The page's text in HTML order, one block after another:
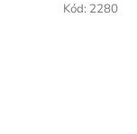
Kód: 2280